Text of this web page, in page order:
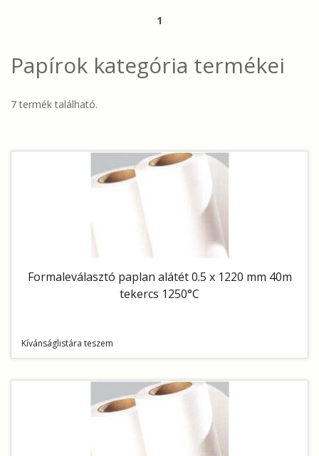
1
Papírok kategória termékei
7 termék található.
Formaleválasztó paplan alátét 0.5 x 1220 mm 40m
tekercs 1250°C
Kívánságlistára teszem